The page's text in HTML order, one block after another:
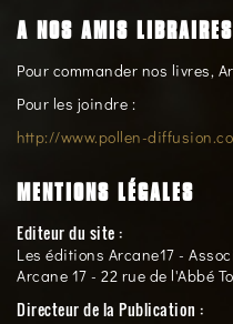
A NOS AMIS LIBRAIRES
Pour commander nos livres,
Pour les joindre :
http://www.pollen-
MENTIONS LÉGALES
Editeur du site :
Les éditions Arcane17 -
Arcane 17 - 22 rue de l'Abbé
Directeur de la Publication :